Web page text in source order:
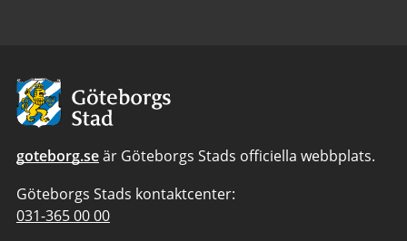
Avsändare:
Göteborgs
Stad
goteborg.seär Göteborgs Stads officiella webbplats.
Göteborgs Stads kontaktcenter:
Telefonnummer
031-365 00 00